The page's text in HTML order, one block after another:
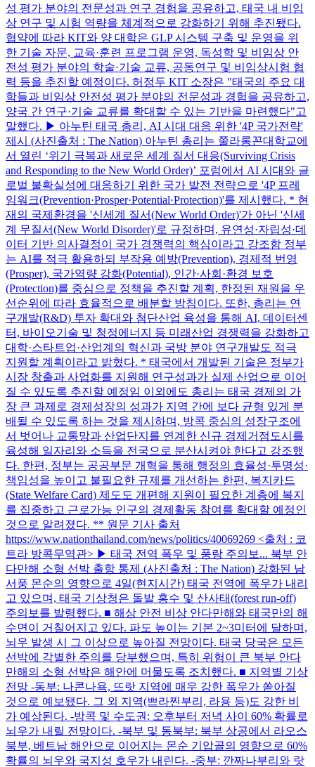
성 평가 분야의 전문성과 연구 경험을 공유하고, 태국 내 비임
상 연구 및 시험 역량을 체계적으로 강화하기 위해 추진됐다.
협약에 따라 KIT와 양 대학은 GLP 시스템 구축 및 운영을 위
한 기술 자문, 교육·훈련 프로그램 운영, 독성학 및 비임상 안
전성 평가 분야의 학술·기술 교류, 공동연구 및 비임상시험 협
력 등을 추진할 예정이다. 허정두 KIT 소장은 "태국의 주요 대
학들과 비임상 안전성 평가 분야의 전문성과 경험을 공유하고,
양국 간 연구·기술 교류를 확대할 수 있는 기반을 마련했다"고
말했다. ▶ 아누틴 태국 총리, AI 시대 대응 위한 '4P 국가전략'
제시 (사진출처 : The Nation) 아누틴 총리는 쭐라롱꼰대학교에
서 열린 ‘위기 극복과 새로운 세계 질서 대응(Surviving Crisis
and Responding to the New World Order)’ 포럼에서 AI 시대와 글
로벌 불확실성에 대응하기 위한 국가 발전 전략으로 '4P 프레
임워크(Prevention·Prosper·Potential·Protection)'를 제시했다. * 현
재의 국제환경을 '신세계 질서(New World Order)'가 아닌 '신세
계 무질서(New World Disorder)'로 규정하며, 유연성·자립성·데
이터 기반 의사결정이 국가 경쟁력의 핵심이라고 강조함 정부
는 AI를 적극 활용하되 부작용 예방(Prevention), 경제적 번영
(Prosper), 국가역량 강화(Potential), 인간·사회·환경 보호
(Protection)를 중심으로 정책을 추진할 계획, 한정된 재원을 우
선순위에 따라 효율적으로 배분할 방침이다. 또한, 총리는 연
구개발(R&D) 투자 확대와 첨단산업 육성을 통해 AI, 데이터센
터, 바이오기술 및 청정에너지 등 미래산업 경쟁력을 강화하고
대학·스타트업·산업계의 혁신과 국방 분야 연구개발도 적극
지원할 계획이라고 밝혔다. * 태국에서 개발된 기술은 정부가
시장 창출과 사업화를 지원해 연구성과가 실제 산업으로 이어
질 수 있도록 추진할 예정임 이외에도 총리는 태국 경제의 가
장 큰 과제로 경제성장의 성과가 지역 간에 보다 균형 있게 분
배될 수 있도록 하는 것을 제시하며, 방콕 중심의 성장구조에
서 벗어나 교통망과 산업단지를 연계한 신규 경제거점도시를
육성해 일자리와 소득을 전국으로 분산시켜야 한다고 강조했
다. 한편, 정부는 공공부문 개혁을 통해 행정의 효율성·투명성·
책임성을 높이고 불필요한 규제를 개선하는 한편, 복지카드
(State Welfare Card) 제도도 개편해 지원이 필요한 계층에 복지
를 집중하고 근로가능 인구의 경제활동 참여를 확대할 예정인
것으로 알려졌다. ** 원문 기사 출처
https://www.nationthailand.com/news/politics/40069269 <출처 : 코
트라 방콕무역관> ▶ 태국 전역 폭우 및 풍랑 주의보... 북부 안
다만해 소형 선박 출항 통제 (사진출처 : The Nation) 강화된 남
서풍 몬순의 영향으로 4일(현지시간) 태국 전역에 폭우가 내리
고 있으며, 태국 기상청은 돌발 홍수 및 산사태(forest run-off)
주의보를 발령했다. ■ 해상 안전 비상 안다만해와 태국만의 해
수면이 거칠어지고 있다. 파도 높이는 기본 2~3미터에 달하며,
뇌우 발생 시 그 이상으로 높아질 전망이다. 태국 당국은 모든
선박에 각별한 주의를 당부했으며, 특히 위험이 큰 북부 안다
만해의 소형 선박은 해안에 머물도록 조치했다. ■ 지역별 기상
전망 -동부: 나콘나욕, 뜨랏 지역에 매우 강한 폭우가 쏟아질
것으로 예보됐다. 그 외 지역(쁘라찐부리, 라용 등)도 강한 비
가 예상된다. -방콕 및 수도권: 오후부터 저녁 사이 60% 확률로
뇌우가 내릴 전망이다. -북부 및 동북부: 북부 상공에서 라오스
북부, 베트남 해안으로 이어지는 몬순 기압골의 영향으로 60%
확률의 뇌우와 국지성 호우가 내린다. -중부: 깐짜나부리와 랏